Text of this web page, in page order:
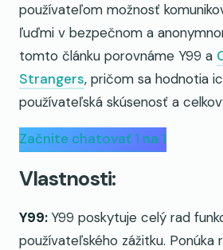
používateľom možnosť
ľuďmi v bezpečnom a
tomto článku porovnáme Y99 a
Strangers, pričom sa hodnotia
používateľská skúsenosť a
Začnite chatovať 1 na 1
Vlastnosti:
Y99: Y99 poskytuje celý rad
používateľského zážitku.